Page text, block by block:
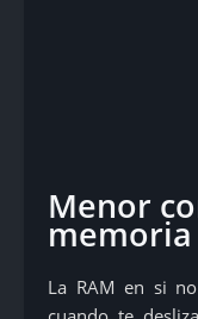
Menor
memoria
La RAM en si